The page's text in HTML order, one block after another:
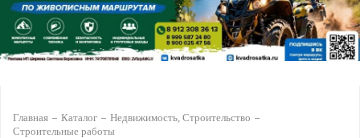
Главная Каталог
Недвижимость, Строительство
Строительные работы